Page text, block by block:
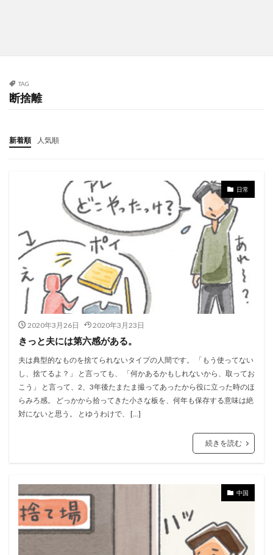
TAG
断捨離
新着順 人気順
日常
2020年3月26日 2020年3月23日
きっと夫には第六感がある。
夫は典型的なものを捨てられないタイプの人間です。 「もう使ってない
し、捨てるよ？」 と言っても、 「何かあるかもしれないから、取ってお
こう」 と言って、2、3年後たまたま撮ってあったから役に立った時のほ
らみろ感。 どっかから拾ってきた小さな板を、何年も保存する意味は絶
対にないと思う。 とゆうわけで、 […]
続きを読む
中国